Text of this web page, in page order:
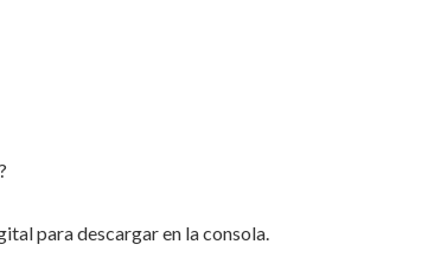
para descargar en la consola.